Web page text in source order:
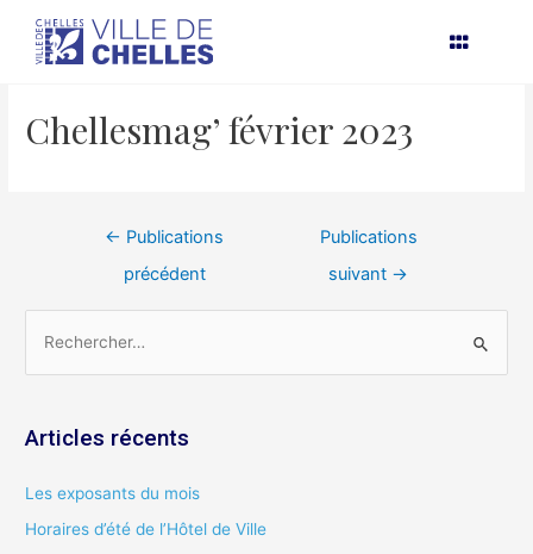
contenu
Chellesmag’ février 2023
de
l’article
← Publications
précédent
Publications
suivant →
e
h
c
Articles récents
Les exposants du mois
Horaires d’été de l’Hôtel de Ville